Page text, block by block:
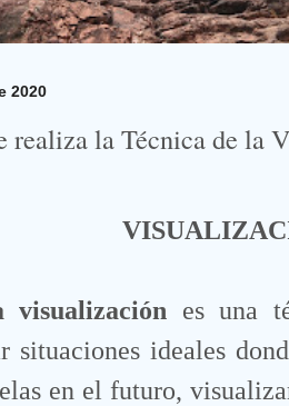
2020
realiza la Técnica de la
visualización esuna
situaciones ideales
en el futuro,